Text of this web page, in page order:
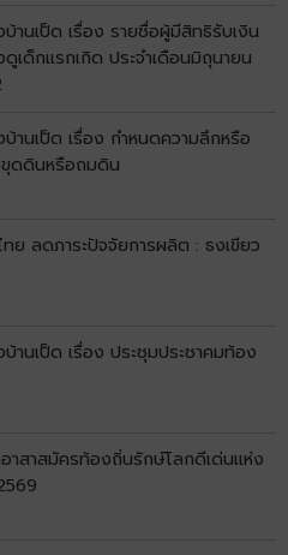
บ้านเป็ด เรื่อง รายชื่อผู้มีสิทธิรับเงิน
เด็กแรกเกิด ประจำเดือนมิถุนายน
บ้านเป็ด เรื่อง กำหนดความลึกหรือ
ดดินหรือถมดิน
ย ลดภาระปัจจัยการผลิต : ธงเขียว
บ้านเป็ด เรื่อง ประชุมประชาคมท้อง
าสาสมัครท้องถิ่นรักษ์โลกดีเด่นแห่ง